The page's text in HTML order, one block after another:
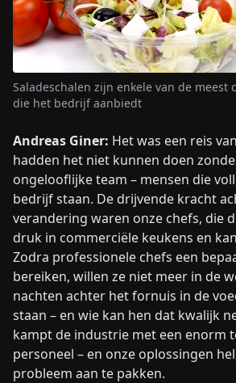
Saladeschalen zijn enkele van de meest
die het bedrijf aanbiedt
Andreas Giner: Het was een reis
hadden het niet kunnen doen
ongelooflijke team – mensen die
bedrijf staan. De drijvende kracht
verandering waren onze chefs, die
druk in commerciële keukens en
Zodra professionele chefs een
bereiken, willen ze niet meer in de
nachten achter het fornuis in de
staan – en wie kan hen dat kwalijk
kampt de industrie met een enorm
personeel – en onze oplossingen
probleem aan te pakken.